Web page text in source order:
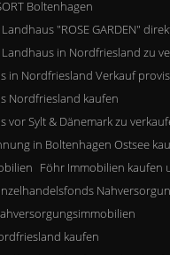
Boltenhagen
"ROSE GARDEN"
Landhaus in Nordfriesland zu
in Nordfriesland Verkauf
Nordfriesland kaufen
vor Sylt & Dänemark zu
in Boltenhagen Ostsee
Föhr Immobilien kaufen
kaufen